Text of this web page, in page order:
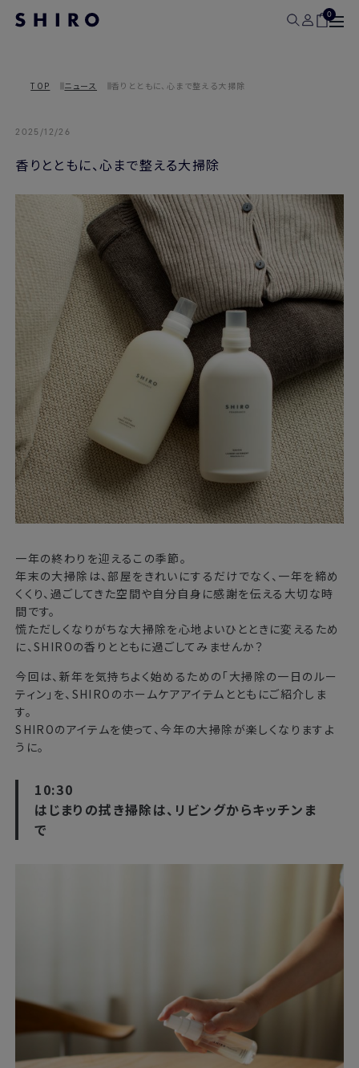
0
TOP ニュース 香りとともに、心まで整える大掃除
2025/12/26
香りとともに、心まで整える大掃除
一年の終わりを迎えるこの季節。
年末の大掃除は、部屋をきれいにするだけでなく、一年を締め
くくり、過ごしてきた空間や自分自身に感謝を伝える大切な時
間です。
慌ただしくなりがちな大掃除を心地よいひとときに変えるため
に、SHIROの香りとともに過ごしてみませんか？
今回は、新年を気持ちよく始めるための「大掃除の一日のルー
ティン」を、SHIROのホームケアアイテムとともにご紹介しま
す。
SHIROのアイテムを使って、今年の大掃除が楽しくなりますよ
うに。
10:30
はじまりの拭き掃除は、リビングからキッチンま
で